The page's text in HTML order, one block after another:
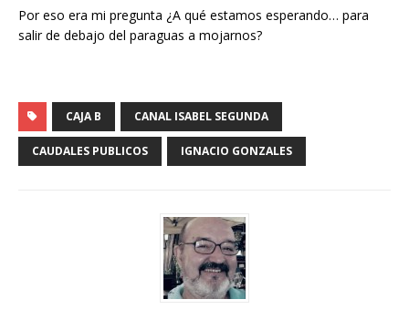
Por eso era mi pregunta ¿A qué estamos esperando… para
salir de debajo del paraguas a mojarnos?
CAJA B CANAL ISABEL SEGUNDA
CAUDALES PUBLICOS IGNACIO GONZALES